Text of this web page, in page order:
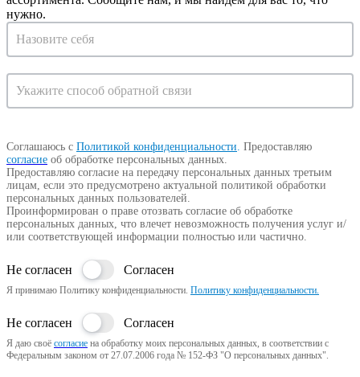
нужно.
Запрос
на
консультацию
Соглашаюсь с Политикой конфиденциальности. Предоставляю
согласие об обработке персональных данных.
Предоставляю согласие на передачу персональных данных третьим
лицам, если это предусмотрено актуальной политикой обработки
персональных данных пользователей.
Проинформирован о праве отозвать согласие об обработке
персональных данных, что влечет невозможность получения услуг и/
или соответствующей информации полностью или частично.
Не согласен Согласен
Я принимаю Политику конфиденциальности. Политику конфиденциальности.
Не согласен Согласен
Я даю своё согласие на обработку моих персональных данных, в соответствии с
Федеральным законом от 27.07.2006 года № 152-ФЗ "О персональных данных".